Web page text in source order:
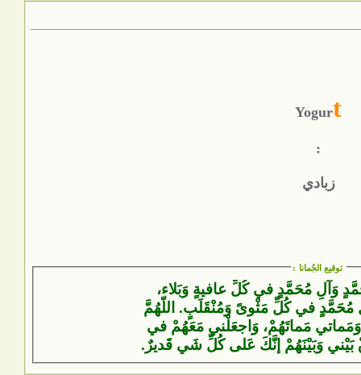
Yogurt
:
زبادي
توقيع الجُمانا :
وَآلِ مُحَمَّدٍ في كُلِّ عافيةٍ وَبَلاء،
مُحَمَّدٍ في كُلِّ مَثْوىً وَمُنْقَلَبٍ. اللّهُمَّ
مَماتَهُمْ، وَاجعَلْني مَعَهُمْ في
بَيْني وَبَيْنَهُمْ إنَّكَ عَلى كُلِّ شَيٍ قَديرٌ.